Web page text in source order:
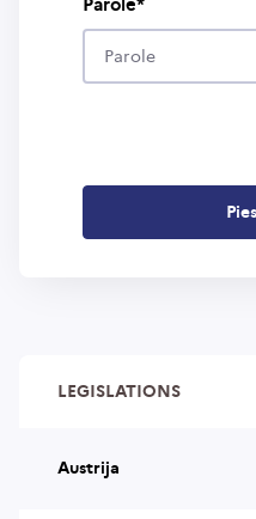
Parole
LEGISLATIONS
Austrija